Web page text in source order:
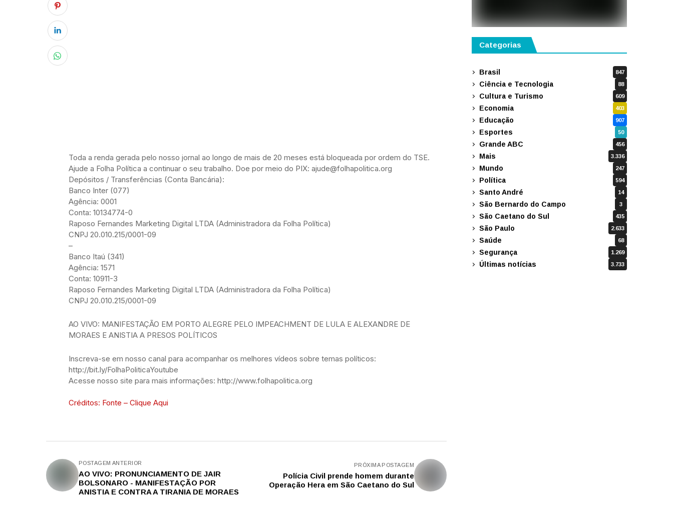
Toda a renda gerada pelo nosso jornal ao longo de mais de 20 meses está bloqueada por ordem do TSE.
Ajude a Folha Política a continuar o seu trabalho. Doe por meio do PIX: ajude@folhapolitica.org
Depósitos / Transferências (Conta Bancária):
Banco Inter (077)
Agência: 0001
Conta: 10134774-0
Raposo Fernandes Marketing Digital LTDA (Administradora da Folha Política)
CNPJ 20.010.215/0001-09
–
Banco Itaú (341)
Agência: 1571
Conta: 10911-3
Raposo Fernandes Marketing Digital LTDA (Administradora da Folha Política)
CNPJ 20.010.215/0001-09
AO VIVO: MANIFESTAÇÃO EM PORTO ALEGRE PELO IMPEACHMENT DE LULA E ALEXANDRE DE
MORAES E ANISTIA A PRESOS POLÍTICOS
Inscreva-se em nosso canal para acompanhar os melhores vídeos sobre temas políticos:
http://bit.ly/FolhaPoliticaYoutube
Acesse nosso site para mais informações: http://www.folhapolitica.org
Créditos: Fonte – Clique Aqui
POSTAGEM ANTERIOR
AO VIVO: PRONUNCIAMENTO DE JAIR
BOLSONARO - MANIFESTAÇÃO POR
ANISTIA E CONTRA A TIRANIA DE MORAES
PRÓXIMA POSTAGEM
Polícia Civil prende homem durante
Operação Hera em São Caetano do Sul
Categorias
Brasil 847
Ciência e Tecnologia 88
Cultura e Turismo 609
Economia 403
Educação 907
Esportes 50
Grande ABC 456
Mais 3.336
Mundo 247
Política 594
Santo André 14
São Bernardo do Campo 3
São Caetano do Sul 435
São Paulo 2.633
Saúde 68
Segurança 1.269
Últimas notícias 3.733